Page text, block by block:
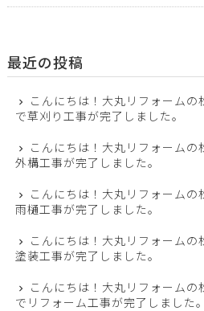
最近の投稿
こんにちは！大丸リフォームの
で草刈り工事が完了しました。
こんにちは！大丸リフォームの
外構工事が完了しました。
こんにちは！大丸リフォームの
雨樋工事が完了しました。
こんにちは！大丸リフォームの
塗装工事が完了しました。
こんにちは！大丸リフォームの
でリフォーム工事が完了しました。